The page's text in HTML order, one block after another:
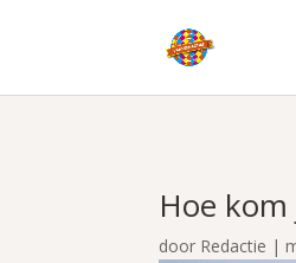
Hoe
door Redactie |